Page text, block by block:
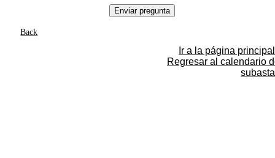
Back
Ir a la página principal
Regresar al calendario